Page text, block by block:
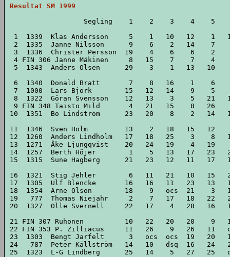
Resultat SM 1999
Segling    1    2    3    4    5
1  1339  Klas Andersson     5    1   10   12    1
2  1335  Janne Nilsson      9    6    2   14    7
3  1336  Christer Persson  19    4    6    6    2
4 FIN 306 Janne Mäkinen     8   15    7    7    4
5  1343  Anders Olsen      29    3    1   13   10
6  1340  Donald Bratt       7    8   16    1    6
7  1000  Lars Björk        15   12   14    9    5
8  1322  Göran Svensson    12   13    3    5   21
9 FIN 348 Taisto Mild       4   21   15    8   26
10  1351  Bo Lindström      23   20    8    2   14
11  1346  Sven Holm         13    2   18   15   12
12  1260  Anders Lindholm   17   18   25    3    8
13  1271  Åke Ljungqvist    20   24   19    4   19
14  1257  Berth Höjer        1    5   13   17   23
15  1315  Sune Hagberg      21   23   12   11   17
16  1321  Stig Jehler        6   11   21   10   15
17  1305  Ulf Blencke       16   16   11   23   13
18  1354  Arne Olson        18    9   ocs  21    3
19   777  Thomas Niejahr     2    7   17   18   22
20  1327  Olle Svernell     22   17    4   28   16
21 FIN 307 Ruhonen          10   22   20   20    9
22 FIN 353 P. Zilliacus     11   26    9   26   11
23  1303  Bengt Jarfelt      3   ocs  ocs  19   20
24   787  Peter Källström   14   10   dsq  16   24
25  1323  L-G Lindberg      25   14    5   27   25